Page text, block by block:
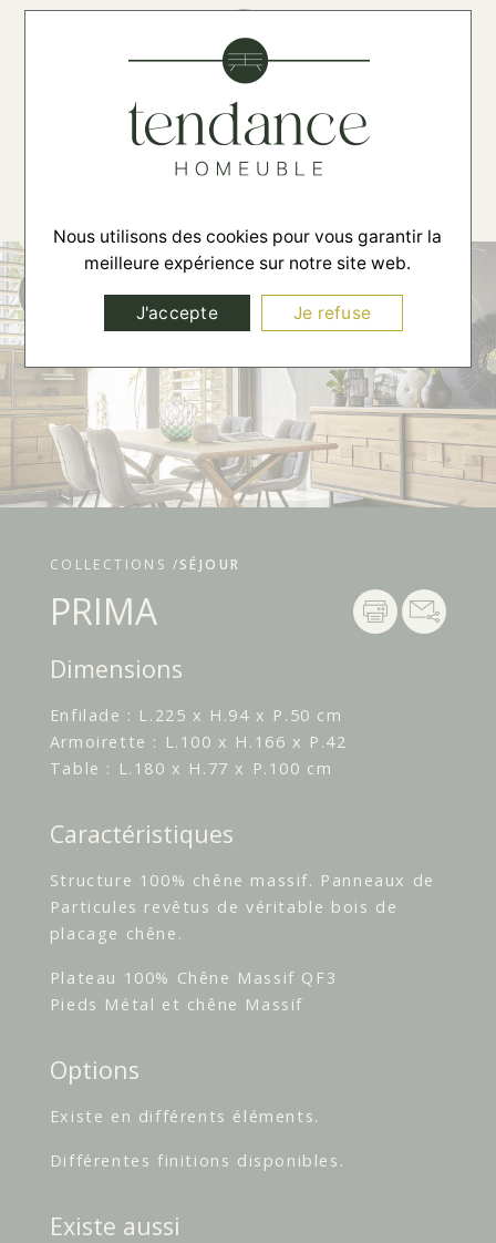
☰
COLLECTIONS /SÉJOUR
PRIMA
Dimensions
Enfilade : L.225 x H.94 x P.50 cm
Armoirette : L.100 x H.166 x P.42
Table : L.180 x H.77 x P.100 cm
Caractéristiques
Structure 100% chêne massif. Panneaux de
Particules revêtus de véritable bois de
placage chêne.
Plateau 100% Chêne Massif QF3
Pieds Métal et chêne Massif
Options
Existe en différents éléments.
Différentes finitions disponibles.
Existe aussi
Nous utilisons des cookies pour vous garantir la
meilleure expérience sur notre site web.
J'accepte Je refuse